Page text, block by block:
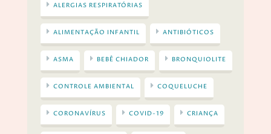
ALERGIAS RESPIRATÓRIAS
ALIMENTAÇÃO INFANTIL ANTIBIÓTICOS
ASMA BEBÊ CHIADOR BRONQUIOLITE
CONTROLE AMBIENTAL COQUELUCHE
CORONAVÍRUS COVID-19 CRIANÇA